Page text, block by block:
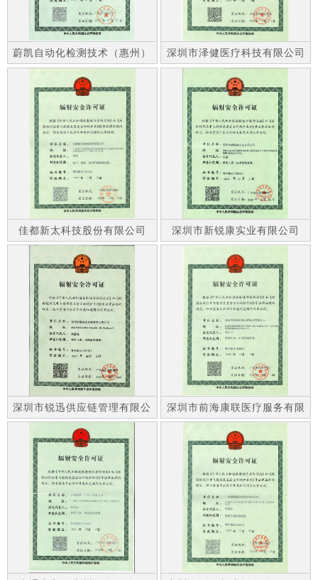
蔚凯自动化检测技术（惠州）
有限公司
深圳市泽健医疗科技有限公司
佳都新太科技股份有限公司 深圳市新锐康实业有限公司
深圳市锐迅供应链管理有限公
司
深圳市前海康联医疗服务有限
公司